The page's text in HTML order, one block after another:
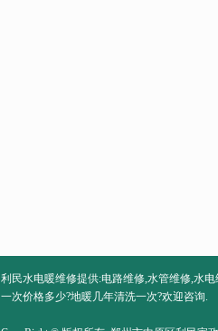
利民水电暖维修提供:电路维修,水管维修,水
一次价格多少?地暖几年清洗一次?欢迎咨询.